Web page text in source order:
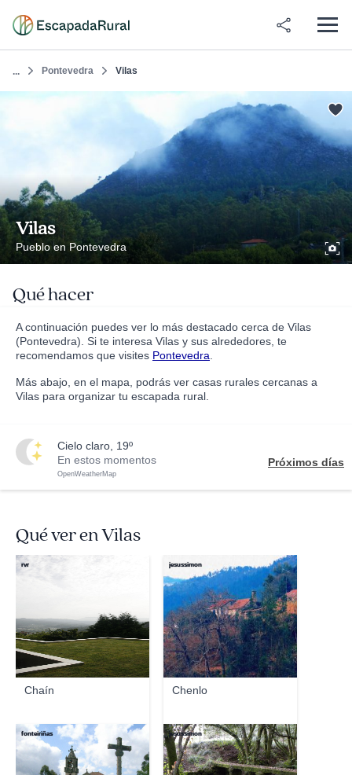
... Pontevedra Vilas
Vilas
Pueblo en Pontevedra
Qué hacer
A continuación puedes ver lo más destacado cerca de Vilas
(Pontevedra). Si te interesa Vilas y sus alrededores, te
recomendamos que visites Pontevedra
Más abajo, en el mapa, podrás ver casas rurales cercanas a
Vilas para organizar tu escapada rural.
cielo claro, 19º
En estos momentos
OpenWeatherMap
Próximos días
Qué ver en Vilas
Chaín
rvr
Chenlo
jesussimon
fonteiriñas jesussimon